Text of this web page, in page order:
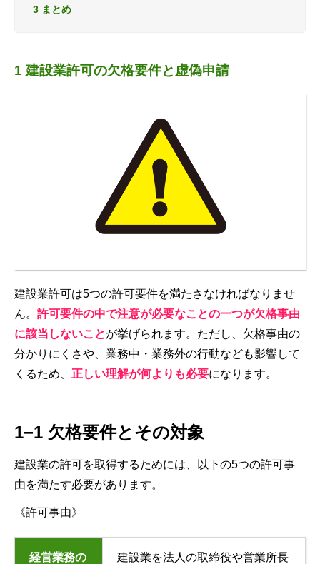
3 まとめ
1 建設業許可の欠格要件と虚偽申請
建設業許可は5つの許可要件を満たさなければなりませ
ん。 許可要件の中で注意が必要なことの一つが欠格事由
に該当しないことが挙げられます。ただし、欠格事由の
分かりにくさや、業務中・業務外の行動なども影響して
くるため、 正しい理解が何よりも必要になります。
1−1 欠格要件とその対象
建設業の許可を取得するためには、以下の5つの許可事
由を満たす必要があります。
《許可事由》
経営業務の
建設業を法人の取締役や営業所長